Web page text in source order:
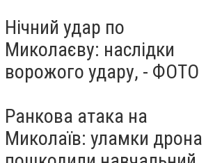
Нічний удар по
Миколаєву: наслідки
ворожого удару, - ФОТО
Ранкова атака на
Миколаїв: уламки дрона